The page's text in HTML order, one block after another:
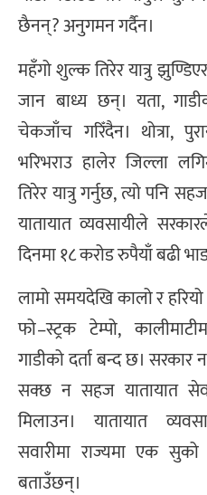
छैनन्? अनुगमन गर्दैन।
महँगो शुल्क तिरेर यात्रु
जान बाध्य छन्। यता,
चेकजाँच गरिँदैन। थोत्रा,
भरिभराउ हालेर जिल्ला
तिरेर यात्रु गर्नुछ, त्यो पनि
यातायात व्यवसायीले
दिनमा १८ करोड रुपैयाँ बढी
लामो समयदेखि कालो र
फो–स्ट्रक टेम्पो,
गाडीको दर्ता बन्द छ। सरकार
सक्छ न सहज यातायात
मिलाउन। यातायात
सवारीमा राज्यमा एक
बताउँछन्।